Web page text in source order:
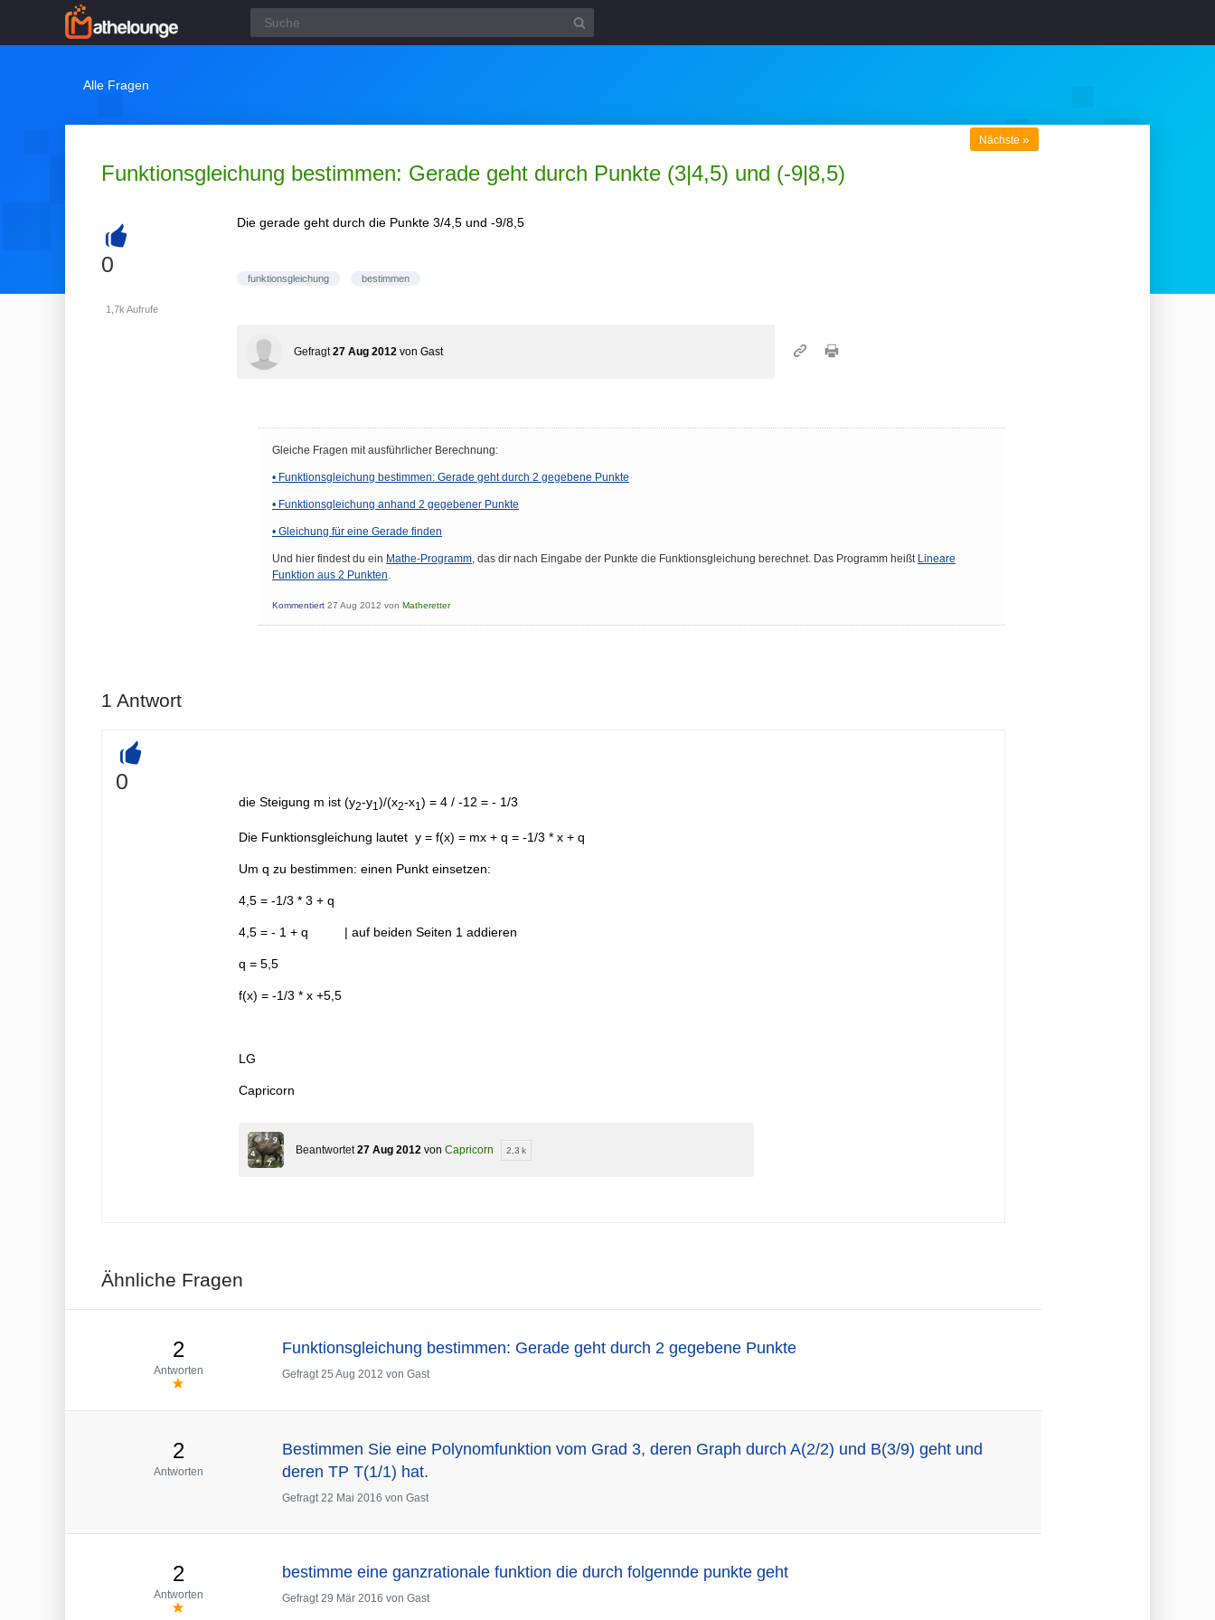
Alle Fragen
Funktionsgleichung bestimmen: Gerade geht durch Punkte (3|4,5) und (-9|8,5)
Nächste »
+
0
1,7k Aufrufe
Die gerade geht durch die Punkte 3/4,5 und -9/8,5
funktionsgleichung bestimmen
Gefragt 27 Aug 2012 von Gast
Gleiche Fragen mit ausführlicher Berechnung:
• Funktionsgleichung bestimmen: Gerade geht durch 2 gegebene Punkte
• Funktionsgleichung anhand 2 gegebener Punkte
• Gleichung für eine Gerade finden
Und hier findest du ein Mathe-Programm, das dir nach Eingabe der Punkte die Funktionsgleichung berechnet. Das Programm heißt Lineare
Funktion aus 2 Punkten.
Kommentiert 27 Aug 2012 von Matheretter
1 Antwort
+
0
die Steigung m ist (y2-y1 )/(x2-x1 ) = 4 / -12 = - 1/3
Die Funktionsgleichung lautet y = f(x) = mx + q = -1/3 * x + q
Um q zu bestimmen: einen Punkt einsetzen:
4,5 = -1/3 * 3 + q
4,5 = - 1 + q | auf beiden Seiten 1 addieren
q = 5,5
f(x) = -1/3 * x +5,5
LG
Capricorn
Beantwortet 27 Aug 2012 von Capricorn 2,3 k
Ähnliche Fragen
2
Antworten
Funktionsgleichung bestimmen: Gerade geht durch 2 gegebene Punkte
Gefragt 25 Aug 2012 von Gast
2
Antworten
Bestimmen Sie eine Polynomfunktion vom Grad 3, deren Graph durch A(2/2) und B(3/9) geht und
deren TP T(1/1) hat.
Gefragt 22 Mai 2016 von Gast
2
Antworten
bestimme eine ganzrationale funktion die durch folgennde punkte geht
Gefragt 29 Mär 2016 von Gast